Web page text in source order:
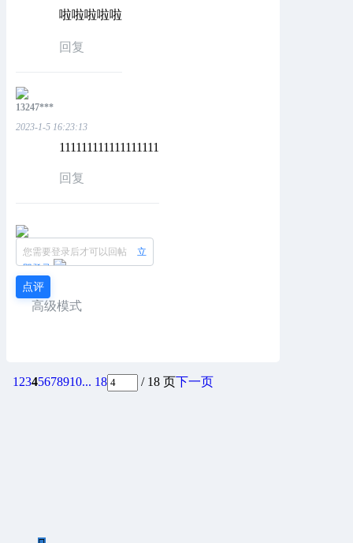
啦啦啦啦啦
回复
13247***
2023-1-5 16:23:13
111111111111111111
回复
您需要登录后才可以回帖
立
即登录
点评
高级模式
1 2345678910... 18 / 18 页下一页